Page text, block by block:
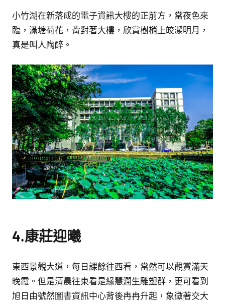
小竹湖在新落成的電子資訊大樓的正前方，當夜色來
臨，滿塘荷花，背對著大樓，欣賞樹梢上皎潔明月，
真是叫人陶醉。
4.康莊迎曦
東西景觀大道，每日課餘往西看，當然可以觀賞滿天
晚霞。但是清晨往東看是緣慧潤生雕塑群，更可看到
旭日由號然圖書資訊中心背後冉冉升起，象徵著交大